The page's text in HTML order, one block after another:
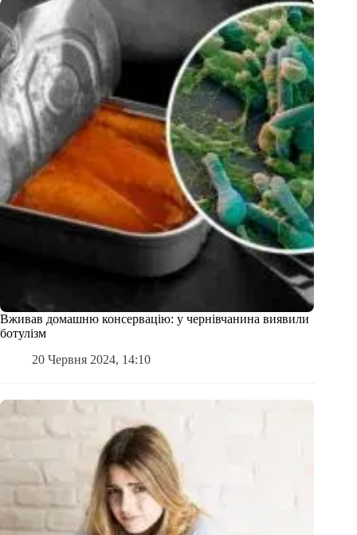
Вживав домашню консервацію: у чернівчанина виявили
ботулізм
20 Червня 2024, 14:10